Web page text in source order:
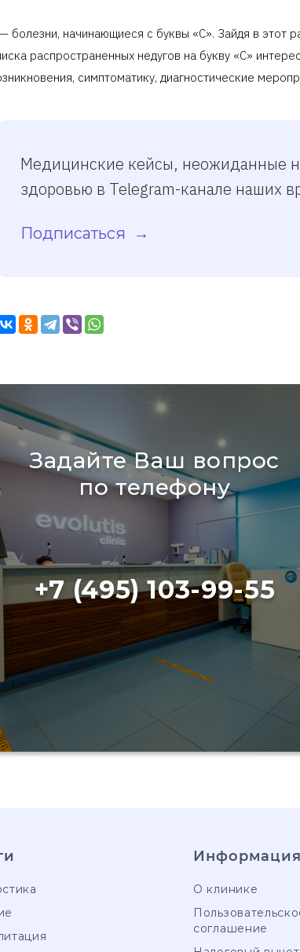
болезни, начинающиеся с буквы «С». Зайдя в этот
распространенных недугов на букву «С»
симптоматику, диагностические
Медицинские кейсы, неожиданные
здоровью в Telegram-канале наших
Подписаться
Задайте Ваш вопрос
по телефону
+7 (495) 103-99-55
Информация
О клинике
соглашение